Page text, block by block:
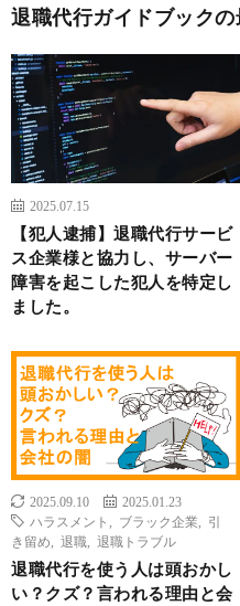
退職代行ガイドブック
2025.07.15
【犯人逮捕】退職代行サービ
ス企業様と協力し、サーバー
障害を起こした犯人を特定し
ました。
2025.09.10
2025.01.23
ハラスメント
ブラック企業
引
き留め
退職 退職トラブル
退職代行を使う人は頭おかし
い？クズ？言われる理由と会